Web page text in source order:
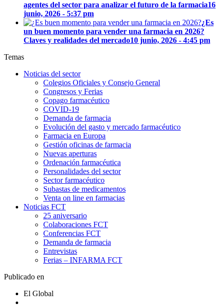
agentes del sector para analizar el futuro de la farmacia16
junio, 2026 - 5:37 pm
¿Es
un buen momento para vender una farmacia en 2026?
Claves y realidades del mercado10 junio, 2026 - 4:45 pm
Temas
Noticias del sector
Colegios Oficiales y Consejo General
Congresos y Ferias
Copago farmacéutico
COVID-19
Demanda de farmacia
Evolución del gasto y mercado farmacéutico
Farmacia en Europa
Gestión oficinas de farmacia
Nuevas aperturas
Ordenación farmacéutica
Personalidades del sector
Sector farmacéutico
Subastas de medicamentos
Venta on line en farmacias
Noticias FCT
25 aniversario
Colaboraciones FCT
Conferencias FCT
Demanda de farmacia
Entrevistas
Ferias – INFARMA FCT
Publicado en
El Global